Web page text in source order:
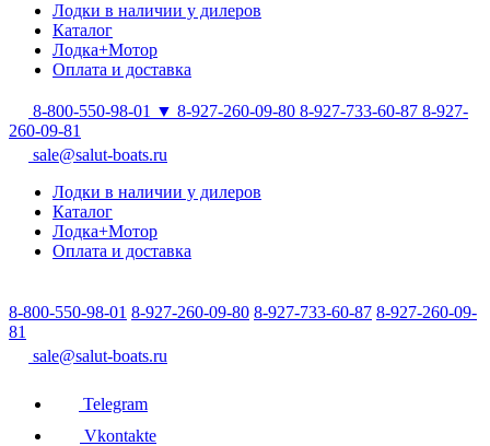
Лодки в наличии у дилеров
Каталог
Лодка+Мотор
Оплата и доставка
8-800-550-98-01 ▼ 8-927-260-09-80 8-927-733-60-87 8-927-
260-09-81
sale@salut-boats.ru
Лодки в наличии у дилеров
Каталог
Лодка+Мотор
Оплата и доставка
8-800-550-98-01 8-927-260-09-80 8-927-733-60-87 8-927-260-09-
81
sale@salut-boats.ru
Telegram
Vkontakte